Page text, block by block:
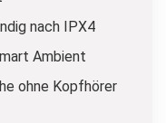
nach IPX4
Ambient
ohne Kopfhörer